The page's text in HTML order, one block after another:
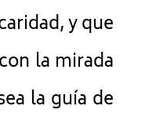
y que
la mirada
la guía de